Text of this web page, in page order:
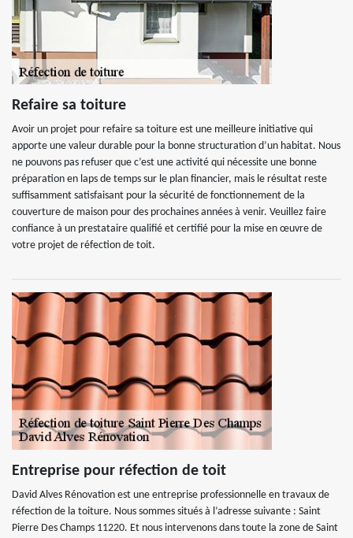
Refaire sa toiture
Avoir un projet pour refaire sa toiture est une meilleure initiative qui
apporte une valeur durable pour la bonne structuration d’un habitat. Nous
ne pouvons pas refuser que c’est une activité qui nécessite une bonne
préparation en laps de temps sur le plan financier, mais le résultat reste
suffisamment satisfaisant pour la sécurité de fonctionnement de la
couverture de maison pour des prochaines années à venir. Veuillez faire
confiance à un prestataire qualifié et certifié pour la mise en œuvre de
votre projet de réfection de toit.
Entreprise pour réfection de toit
David Alves Rénovation est une entreprise professionnelle en travaux de
réfection de la toiture. Nous sommes situés à l’adresse suivante : Saint
Pierre Des Champs 11220. Et nous intervenons dans toute la zone de Saint